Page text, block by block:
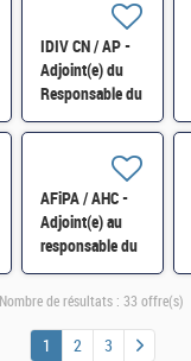
universitaires de
Strasbourg H/F
IDIV CN / AP -
Adjoint(e) du
Responsable du
Service
fonciers H/F
AFiPA / AHC -
Adjoint(e) au
responsable du
PRIE,
responsable de
Nombre de résultats : 33 offre(s)
1 2 3